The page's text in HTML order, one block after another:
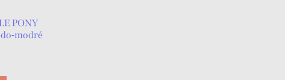
PONY
modré